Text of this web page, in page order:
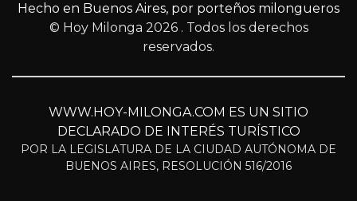
Hecho en Buenos Aires, por porteños milongueros
© Hoy Milonga 2026 . Todos los derechos
reservados.
WWW.HOY-MILONGA.COM ES UN SITIO
DECLARADO DE INTERÉS TURÍSTICO
POR LA LEGISLATURA DE LA CIUDAD AUTÓNOMA DE
BUENOS AIRES, RESOLUCIÓN 516/2016